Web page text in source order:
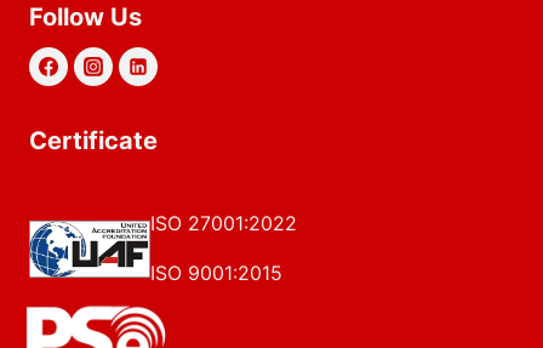
Follow Us
Certificate
ISO 27001:2022
ISO 9001:2015